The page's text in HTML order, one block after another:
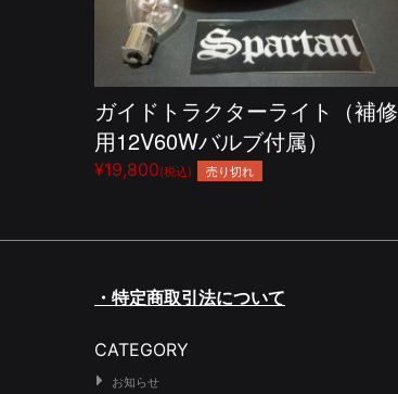
ガイドトラクターライト（補修
用12V60Wバルブ付属）
¥19,800(税込) 売り切れ
・特定商取引法について
CATEGORY
お知らせ